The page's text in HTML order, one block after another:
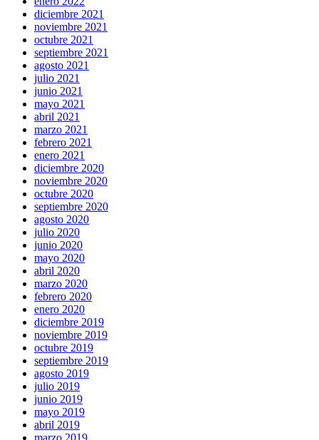
diciembre 2021
noviembre 2021
octubre 2021
septiembre 2021
agosto 2021
julio 2021
junio 2021
mayo 2021
abril 2021
marzo 2021
febrero 2021
enero 2021
diciembre 2020
noviembre 2020
octubre 2020
septiembre 2020
agosto 2020
julio 2020
junio 2020
mayo 2020
abril 2020
marzo 2020
febrero 2020
enero 2020
diciembre 2019
noviembre 2019
octubre 2019
septiembre 2019
agosto 2019
julio 2019
junio 2019
mayo 2019
abril 2019